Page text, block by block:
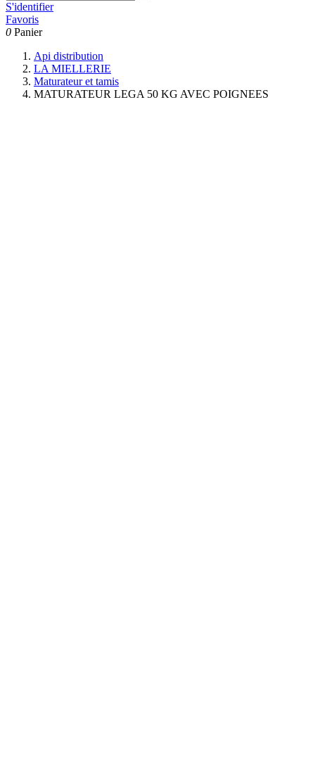
S'identifier
Favoris
0 Panier
Api distribution
LA MIELLERIE
Maturateur et tamis
MATURATEUR LEGA 50 KG AVEC POIGNEES